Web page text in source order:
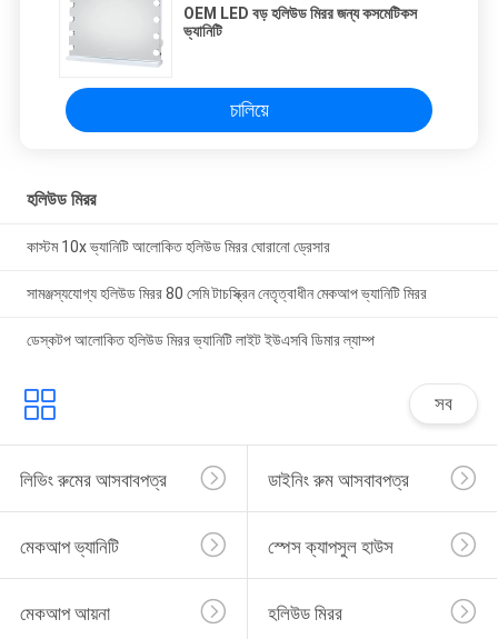
OEM LED বড় হলিউড মিরর জন্য কসমেটিকস
ভ্যানিটি
চালিয়ে
হলিউড মিরর
কাস্টম 10x ভ্যানিটি আলোকিত হলিউড মিরর ঘোরানো ড্রেসার
সামঞ্জস্যযোগ্য হলিউড মিরর 80 সেমি টাচস্ক্রিন নেতৃত্বাধীন মেকআপ ভ্যানিটি মিরর
ডেস্কটপ আলোকিত হলিউড মিরর ভ্যানিটি লাইট ইউএসবি ডিমার ল্যাম্প
সব
লিভিং রুমের আসবাবপত্র ডাইনিং রুম আসবাবপত্র
মেকআপ ভ্যানিটি স্পেস ক্যাপসুল হাউস
মেকআপ আয়না হলিউড মিরর